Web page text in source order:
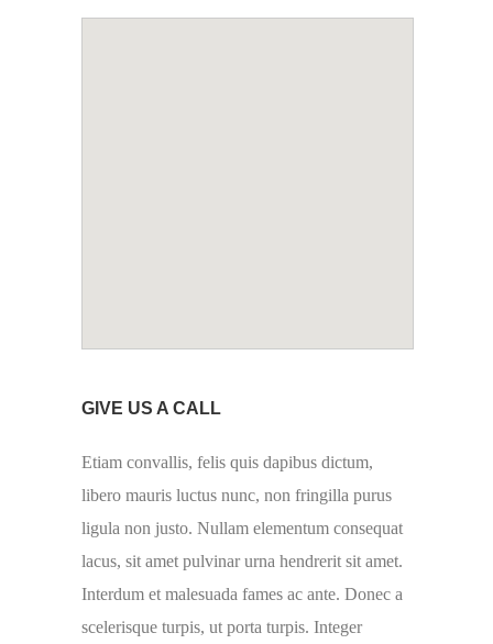
GIVE US A CALL
Etiam convallis, felis quis dapibus dictum,
libero mauris luctus nunc, non fringilla purus
ligula non justo. Nullam elementum consequat
lacus, sit amet pulvinar urna hendrerit sit amet.
Interdum et malesuada fames ac ante. Donec a
scelerisque turpis, ut porta turpis. Integer